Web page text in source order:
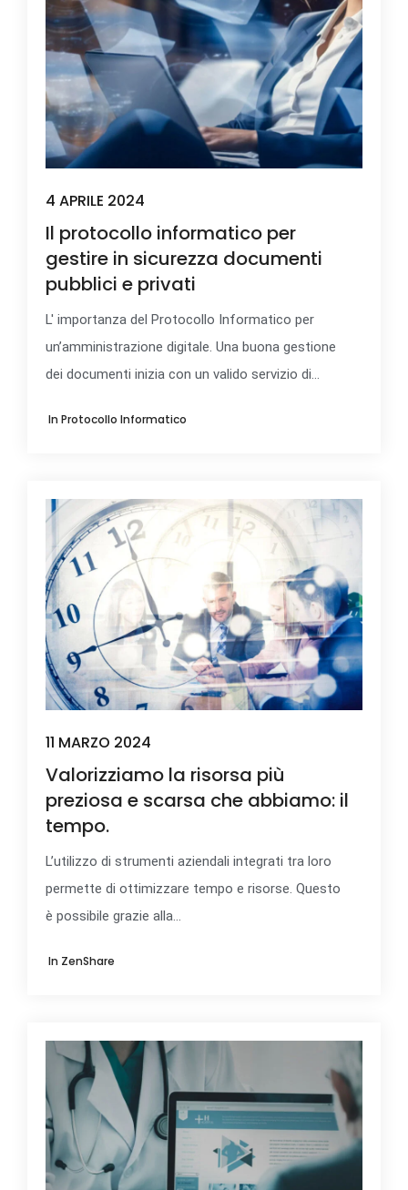
4 APRILE 2024
Il protocollo informatico per
gestire in sicurezza documenti
pubblici e privati
L' importanza del Protocollo Informatico per
un’amministrazione digitale. Una buona gestione
dei documenti inizia con un valido servizio di...
In Protocollo Informatico
11 MARZO 2024
Valorizziamo la risorsa più
preziosa e scarsa che abbiamo: il
tempo.
L’utilizzo di strumenti aziendali integrati tra loro
permette di ottimizzare tempo e risorse. Questo
è possibile grazie alla...
In ZenShare